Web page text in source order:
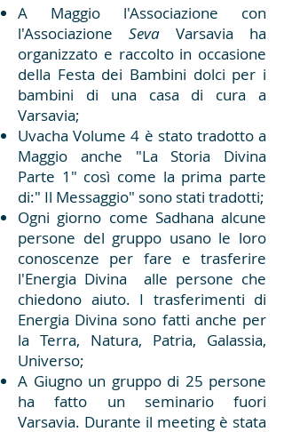
A Maggio l'Associazione con
l'Associazione Seva Varsavia ha
organizzato e raccolto in occasione
della Festa dei Bambini dolci per i
bambini di una casa di cura a
Varsavia;
Uvacha Volume 4 è stato tradotto a
Maggio anche "La Storia Divina
Parte 1" così come la prima parte
di:" Il Messaggio" sono stati tradotti;
Ogni giorno come Sadhana alcune
persone del gruppo usano le loro
conoscenze per fare e trasferire
l'Energia Divina alle persone che
chiedono aiuto. I trasferimenti di
Energia Divina sono fatti anche per
la Terra, Natura, Patria, Galassia,
Universo;
A Giugno un gruppo di 25 persone
ha fatto un seminario fuori
Varsavia. Durante il meeting è stata